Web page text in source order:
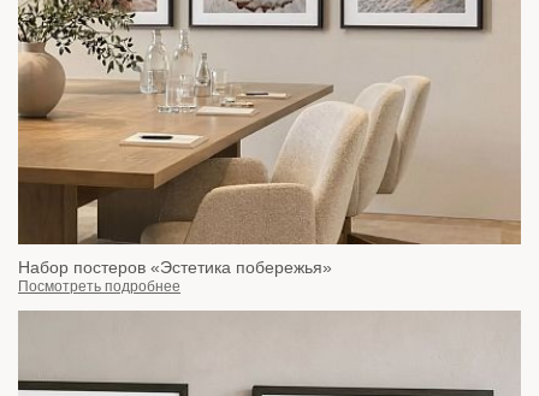
Набор постеров «Эстетика побережья»
Посмотреть подробнее